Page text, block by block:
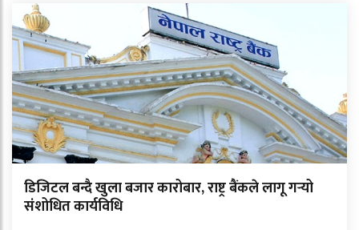
डिजिटल बन्दै खुला बजार कारोबार, राष्ट्र बैंकले लागू गर्‍यो
संशोधित कार्यविधि